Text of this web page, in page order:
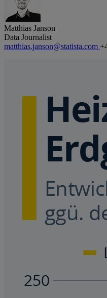
Matthias Janson
Data Journalist
matthias.janson@statista.com